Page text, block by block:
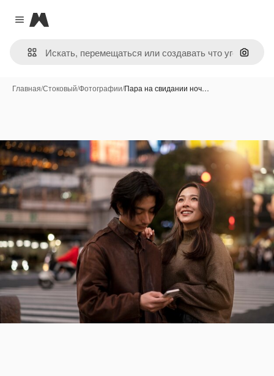
Close menu
Magnific
Поиск
Главная/Стоковый/Фотографии/Пара на свидании ноч…